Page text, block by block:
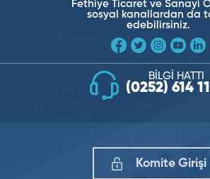
Fethiye Ticaret ve Sanayi
sosyal kanallardan da
edebilirsiniz.
BİLGİ HATTI
(0252) 614
Komite Girişi